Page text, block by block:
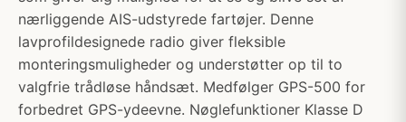
nærliggende AIS-udstyrede fartøjer. Denne
lavprofildesignede radio giver fleksible
monteringsmuligheder og understøtter op til to
valgfrie trådløse håndsæt. Medfølger GPS-500 for
forbedret GPS-ydeevne. Nøglefunktioner Klasse D